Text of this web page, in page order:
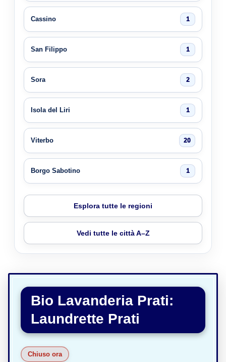
Cassino 1
San Filippo 1
Sora 2
Isola del Liri 1
Viterbo 20
Borgo Sabotino 1
Esplora tutte le regioni
Vedi tutte le città A–Z
Bio Lavanderia Prati:
Laundrette Prati
Chiuso ora